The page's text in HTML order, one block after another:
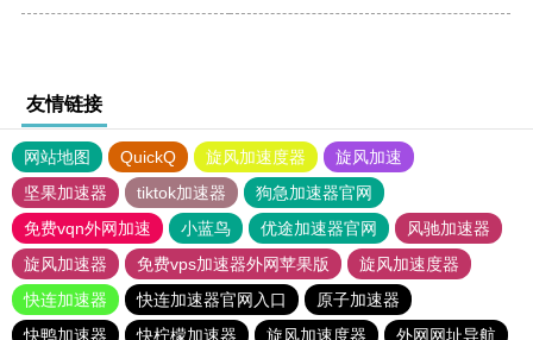
友情链接
网站地图 QuickQ 旋风加速度器
旋风加速
坚果加速器
tiktok加速器
狗急加速器官网
免费vqn外网加速
小蓝鸟 优途加速器官网
风驰加速器
旋风加速器
免费vps加速器外网苹果版
旋风加速度器
快连加速器
快连加速器官网入口
原子加速器
快鸭加速器
快柠檬加速器 旋风加速度器 外网网址导航